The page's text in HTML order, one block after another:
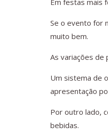
Em festas mais
Se o evento for
muito bem.
As variações de
Um sistema de
apresentação
Por outro lado,
bebidas.